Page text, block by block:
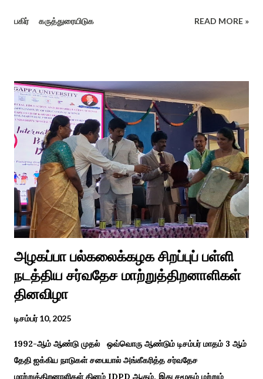
ஆராத்தியெடுத்த கொழுந்தியாள்கள் பாடிய ஆராத்தி பாட்டு ஒன்று 30
வைரலாகிகி யது. தமிழகத்தில் ஒவ்வொரு குடும்பத்திற்கும் திருமணப்
பழக்க வழக்கங்கள் ஜாதிய சமூக ரீதியாக வேறுபடும். அந்த வகையில்,
ஆராத்தி எடுக்கும் முறையும் சற்று வேறுபடுடன் தான் இருக்கும்.அப்படி
திருமணம் ஒன்றில் கொழுந்தியாள்கள் மூன்று பேர் இணைந்து
மாப்பிள்ளைக்கு ஆராத்தி எடுத்துள்ளனர். அப்போது மாப்பிள்ளையைக்
கேலியாக நகைச்சுவை உணர்வு பொங்க பாடிய வரிகளை வைத்து
அவர்கள் பாடிய பாடல் இணையதளத்தில் வைரலாகிறது.“மாடு மேய்த்த
மச்சான்” என...
பகிர் கருத்துரையிடுக READ MORE »
அழகப்பா பல்கலைக்கழக சிறப்புப் பள்ளி
நடத்திய சர்வதேச மாற்றுத்திறனாளிகள்
தினவிழா
டிசம்பர் 10, 2025
1992-ஆம் ஆண்டு முதல் ஒவ்வொரு ஆண்டும் டிசம்பர் மாதம் 3 ஆம்
தேதி ஐக்கிய நாடுகள் சபையால் அங்கீகரித்த சர்வதேச
மாற்றுத்திறனாளிகள் தினம் IDPD ஆகும், இது சமூகம் மற்றும்